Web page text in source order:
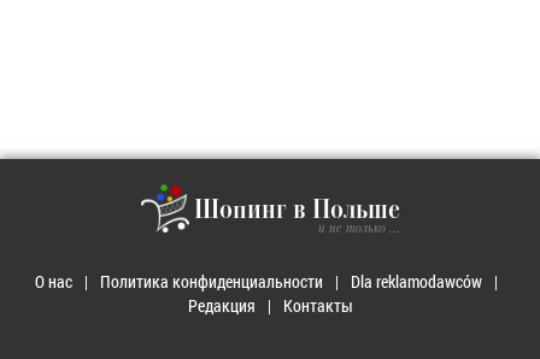
Шопинг в Польше
и не только ...
О нас Политика конфиденциальности
Dla reklamodawców
Редакция
Контакты